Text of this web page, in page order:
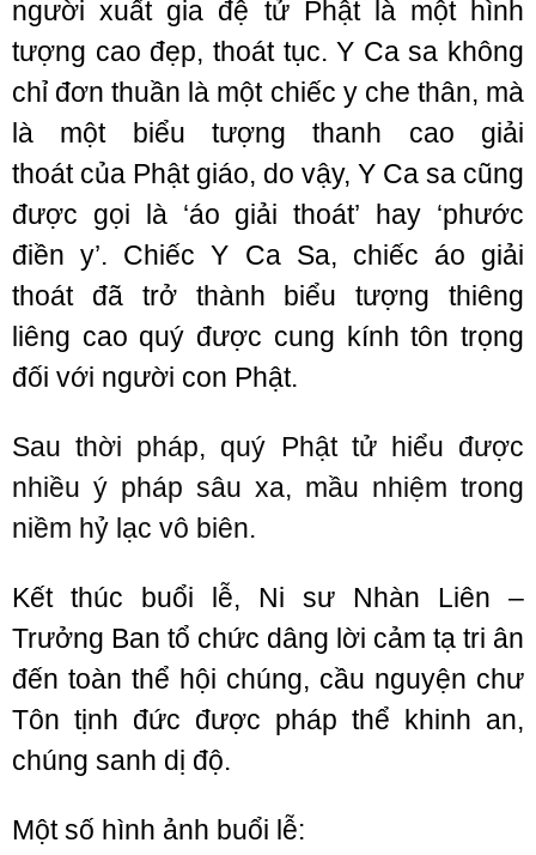
người xuất gia đệ tử Phật là một hình
tượng cao đẹp, thoát tục. Y Ca sa không
chỉ đơn thuần là một chiếc y che thân, mà
là một biểu tượng thanh cao giải
thoát của Phật giáo, do vậy, Y Ca sa cũng
được gọi là ‘áo giải thoát’ hay ‘phước
điền y’. Chiếc Y Ca Sa, chiếc áo giải
thoát đã trở thành biểu tượng thiêng
liêng cao quý được cung kính tôn trọng
đối với người con Phật.
Sau thời pháp, quý Phật tử hiểu được
nhiều ý pháp sâu xa, mầu nhiệm trong
niềm hỷ lạc vô biên.
Kết thúc buổi lễ, Ni sư Nhàn Liên –
Trưởng Ban tổ chức dâng lời cảm tạ tri ân
đến toàn thể hội chúng, cầu nguyện chư
Tôn tịnh đức được pháp thể khinh an,
chúng sanh dị độ.
Một số hình ảnh buổi lễ: